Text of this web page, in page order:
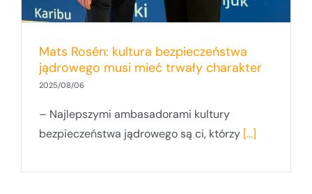
Mats Rosén: kultura bezpieczeństwa
jądrowego musi mieć trwały charakter
2025/08/06
– Najlepszymi ambasadorami kultury
bezpieczeństwa jądrowego są ci, którzy [...]